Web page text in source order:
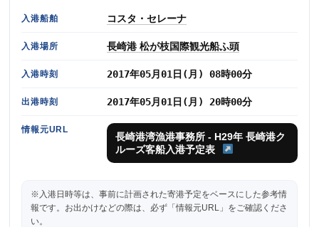
入港船舶 コスタ・セレーナ
入港場所 長崎港 松が枝国際観光船ふ頭
入港時刻 2017年05月01日(月) 08時00分
出港時刻 2017年05月01日(月) 20時00分
情報元URL
長崎港湾漁港事務所 - H29年 長崎港ク
ルーズ客船入港予定表
※入港日時等は、事前に計画された寄港予定をベースにした参考情
報です。お出かけなどの際は、必ず「情報元URL」をご確認くださ
い。